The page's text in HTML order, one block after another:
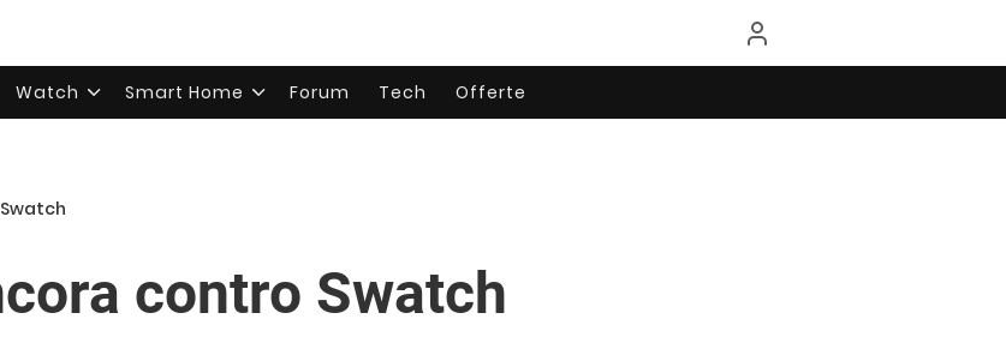
Watch Smart Home Forum Tech Offerte
contro Swatch